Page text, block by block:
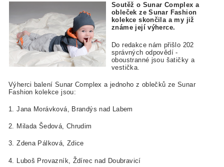
Soutěž o Sunar Complex a
obleček ze Sunar Fashion
kolekce skončila a my již
známe její výherce.
Do redakce nám přišlo 202
správných odpovědí -
oboustranné jsou šatičky a
vestička.
Výherci balení Sunar Complex a jednoho z oblečků ze Sunar
Fashion kolekce jsou:
1. Jana Morávková, Brandýs nad Labem
2. Milada Šedová, Chrudim
3. Zdena Pálková, Zdice
4. Luboš Provazník, Ždírec nad Doubravicí